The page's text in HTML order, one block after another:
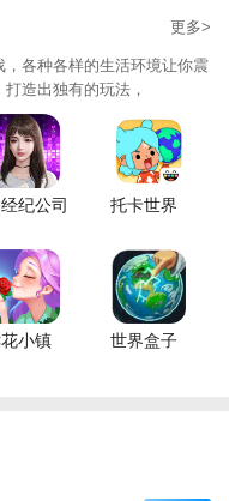
更多>
各种各样的生活环境让你震
造出独有的玩法，
纪公司 托卡世界
小镇 世界盒子